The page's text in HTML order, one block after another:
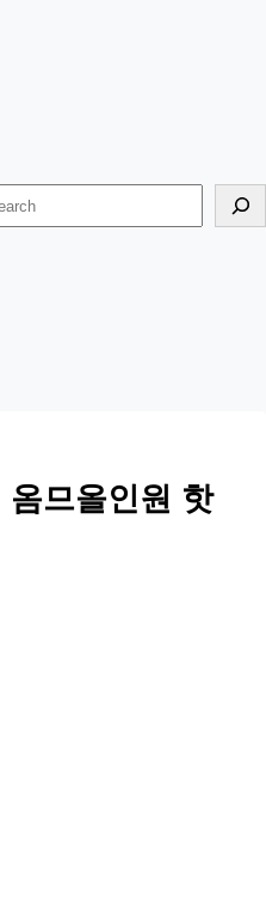
므올인원 핫